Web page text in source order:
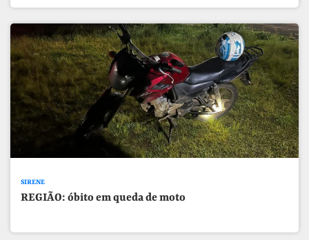
SIRENE
REGIÃO: óbito em queda de moto